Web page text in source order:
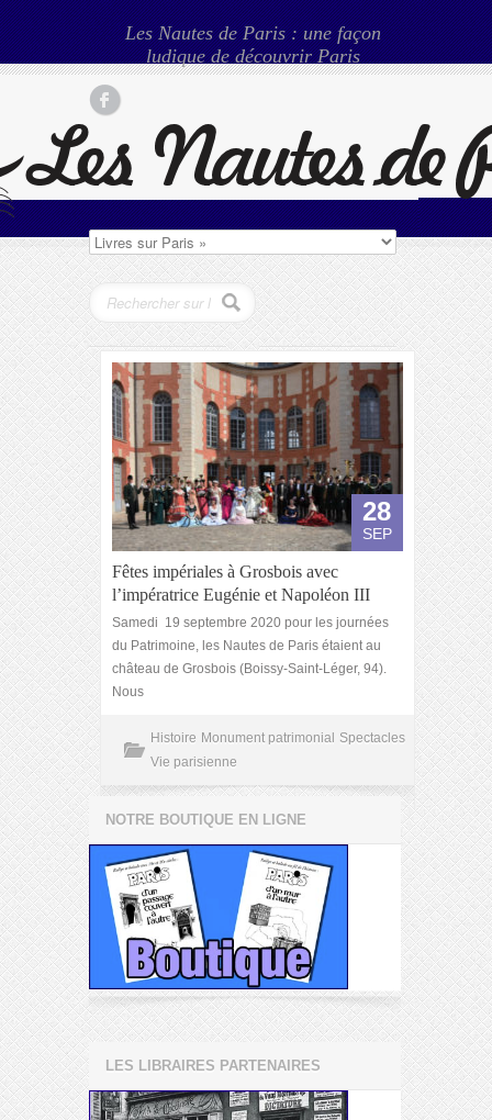
Les Nautes de Paris : une façon
ludique de découvrir Paris
28
SEP
Fêtes impériales à Grosbois avec
l’impératrice Eugénie et Napoléon III
Samedi 19 septembre 2020 pour les journées
du Patrimoine, les Nautes de Paris étaient au
château de Grosbois (Boissy-Saint-Léger, 94).
Nous
Histoire Monument patrimonial Spectacles
Vie parisienne
NOTRE BOUTIQUE EN LIGNE
LES LIBRAIRES PARTENAIRES